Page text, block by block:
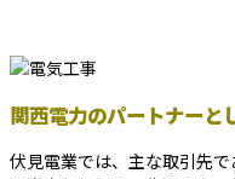
関西電力のパートナーと
伏見電業では、主な取引先